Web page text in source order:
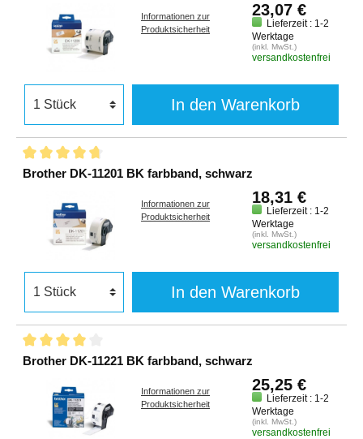
Informationen zur
Produktsicherheit
23,07 €
Lieferzeit : 1-2
Werktage
(inkl. MwSt.)
versandkostenfrei
In den Warenkorb
Brother DK-11201 BK farbband, schwarz
Informationen zur
Produktsicherheit
18,31 €
Lieferzeit : 1-2
Werktage
(inkl. MwSt.)
versandkostenfrei
In den Warenkorb
Brother DK-11221 BK farbband, schwarz
Informationen zur
Produktsicherheit
25,25 €
Lieferzeit : 1-2
Werktage
(inkl. MwSt.)
versandkostenfrei